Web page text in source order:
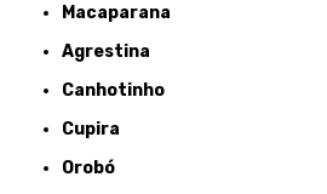
Macaparana
Agrestina
Canhotinho
Cupira
Orobó